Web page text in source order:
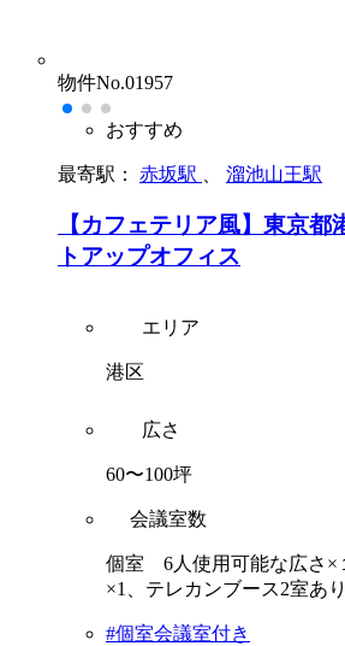
物件No.01957
おすすめ
最寄駅： 赤坂駅 溜池山王駅
【カフェテリア風】東京
トアップオフィス
エリア
港区
広さ
60〜100坪
会議室数
個室 6人使用可能な広さ×
×1、テレカンブース2室あり
#個室会議室付き